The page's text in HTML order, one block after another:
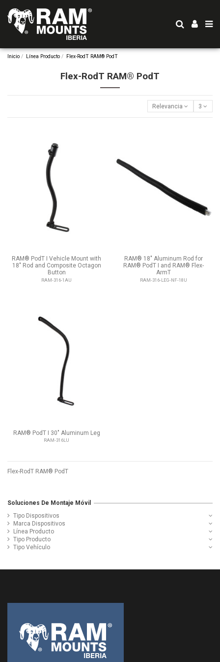
Inicio Línea Producto Flex-RodT RAM® PodT
Flex-RodT RAM® PodT
Relevancia 3
RAM® PodT I Vehicle Mount with
18" Rod and Composite Octagon
Button
RAM-316-1AU
RAM® 18" Aluminum Rod for
RAM® PodT I and RAM® Flex-
ArmT
RAM-316-LEG-NF-18U
RAM® PodT I 30" Aluminum Leg
RAM-316LU
Flex-RodT RAM® PodT
Soluciones De Montaje Móvil
Tipo Dispositivos
Marca Dispositivos
Línea Producto
Tipo Producto
Tipo Vehículo